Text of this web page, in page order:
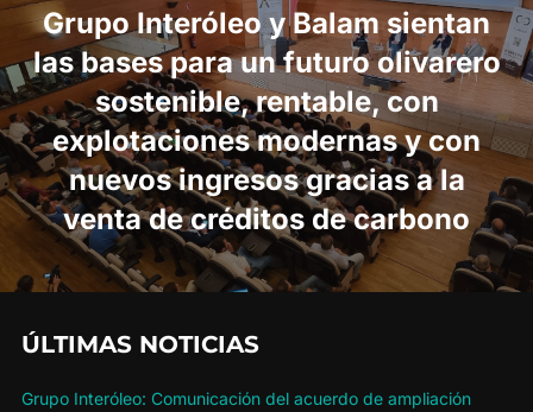
entradas
Grupo Interóleo y Balam sientan
las bases para un futuro olivarero
sostenible, rentable, con
explotaciones modernas y con
nuevos ingresos gracias a la
venta de créditos de carbono
ÚLTIMAS NOTICIAS
Grupo Interóleo: Comunicación del acuerdo de ampliación